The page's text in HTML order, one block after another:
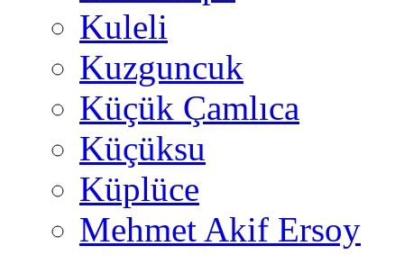
Kuleli
Kuzguncuk
Küçük Çamlıca
Küçüksu
Küplüce
Mehmet Akif Ersoy